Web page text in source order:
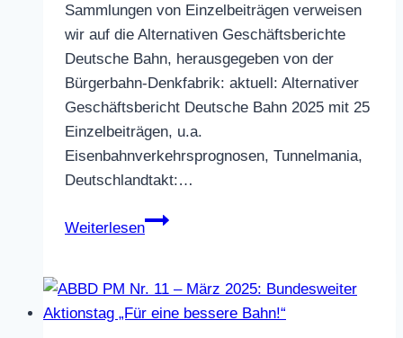
Sammlungen von Einzelbeiträgen verweisen
wir auf die Alternativen Geschäftsberichte
Deutsche Bahn, herausgegeben von der
Bürgerbahn-Denkfabrik: aktuell: Alternativer
Geschäftsbericht Deutsche Bahn 2025 mit 25
Einzelbeiträgen, u.a.
Eisenbahnverkehrsprognosen, Tunnelmania,
Deutschlandtakt:…
Weiterlesen
Hintergrund:
Dokumente
verlinkt